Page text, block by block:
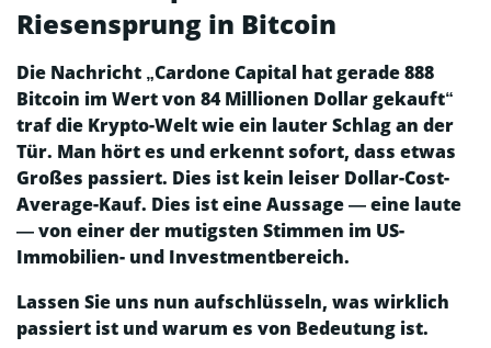
Riesensprung in Bitcoin
Die Nachricht „Cardone Capital hat gerade 888
Bitcoin im Wert von 84 Millionen Dollar gekauft“
traf die Krypto-Welt wie ein lauter Schlag an der
Tür. Man hört es und erkennt sofort, dass etwas
Großes passiert. Dies ist kein leiser Dollar-Cost-
Average-Kauf. Dies ist eine Aussage — eine laute
— von einer der mutigsten Stimmen im US-
Immobilien- und Investmentbereich.
Lassen Sie uns nun aufschlüsseln, was wirklich
passiert ist und warum es von Bedeutung ist.